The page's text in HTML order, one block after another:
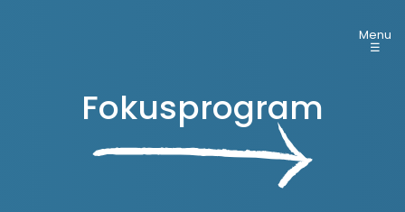
Menu
☰
Fokusprogram